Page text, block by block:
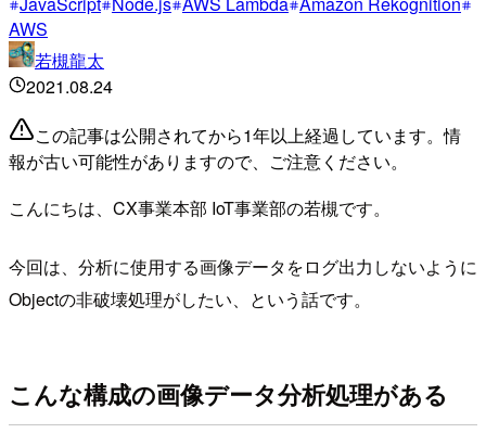
AWS
若槻龍太
2021.08.24
この記事は公開されてから1年以上経過しています。情
報が古い可能性がありますので、ご注意ください。
こんにちは、CX事業本部 IoT事業部の若槻です。
今回は、分析に使用する画像データをログ出力しないように
Objectの非破壊処理がしたい、という話です。
こんな構成の画像データ分析処理がある